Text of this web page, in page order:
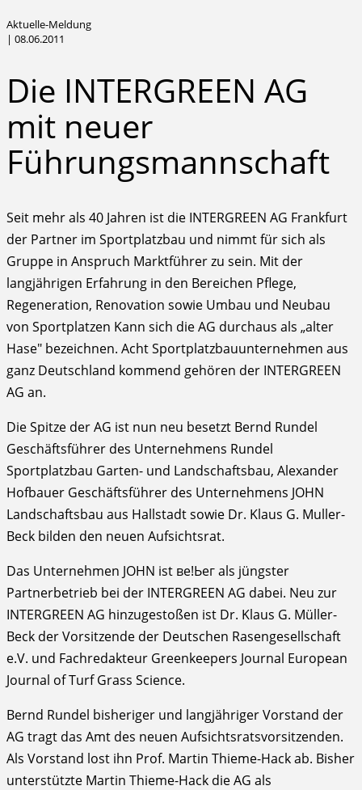
Aktuelle-Meldung
| 08.06.2011
Die INTERGREEN AG
mit neuer
Führungsmannschaft
Seit mehr als 40 Jahren ist die INTERGREEN AG Frankfurt
der Partner im Sportplatzbau und nimmt für sich als
Gruppe in Anspruch Marktführer zu sein. Mit der
langjährigen Erfahrung in den Bereichen Pflege,
Regeneration, Renovation sowie Umbau und Neubau
von Sportplatzen Kann sich die AG durchaus als „alter
Hase" bezeichnen. Acht Sportplatzbauunternehmen aus
ganz Deutschland kommend gehören der INTERGREEN
AG an.
Die Spitze der AG ist nun neu besetzt Bernd Rundel
Geschäftsführer des Unternehmens Rundel
Sportplatzbau Garten- und Landschaftsbau, Alexander
Hofbauer Geschäftsführer des Unternehmens JOHN
Landschaftsbau aus Hallstadt sowie Dr. Klaus G. Muller-
Beck bilden den neuen Aufsichtsrat.
Das Unternehmen JOHN ist ве!Ьег als jüngster
Partnerbetrieb bei der INTERGREEN AG dabei. Neu zur
INTERGREEN AG hinzugestoßen ist Dr. Klaus G. Müller-
Beck der Vorsitzende der Deutschen Rasengesellschaft
e.V. und Fachredakteur Greenkeepers Journal European
Journal of Turf Grass Science.
Bernd Rundel bisheriger und langjähriger Vorstand der
AG tragt das Amt des neuen Aufsichtsratsvorsitzenden.
Als Vorstand lost ihn Prof. Martin Thieme-Hack ab. Bisher
unterstützte Martin Thieme-Hack die AG als